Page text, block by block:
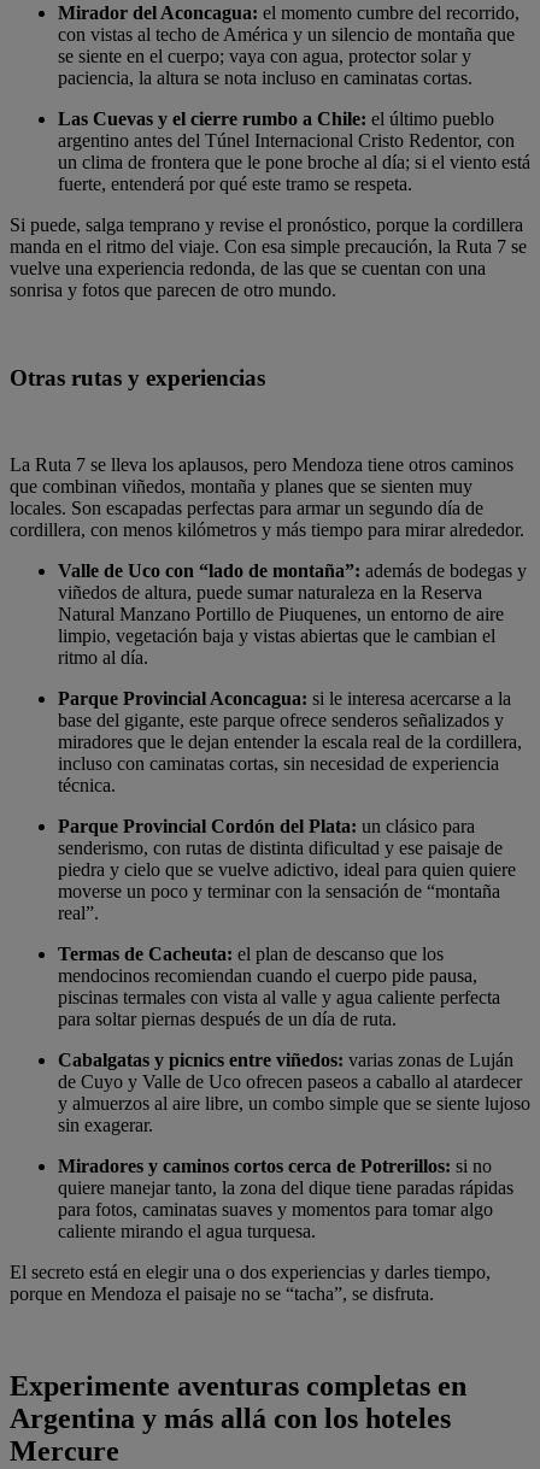
Mirador del Aconcagua: el momento cumbre del recorrido,
con vistas al techo de América y un silencio de montaña que
se siente en el cuerpo; vaya con agua, protector solar y
paciencia, la altura se nota incluso en caminatas cortas.
Las Cuevas y el cierre rumbo a Chile: el último pueblo
argentino antes del Túnel Internacional Cristo Redentor, con
un clima de frontera que le pone broche al día; si el viento está
fuerte, entenderá por qué este tramo se respeta.
Si puede, salga temprano y revise el pronóstico, porque la cordillera
manda en el ritmo del viaje. Con esa simple precaución, la Ruta 7 se
vuelve una experiencia redonda, de las que se cuentan con una
sonrisa y fotos que parecen de otro mundo.
Otras rutas y experiencias
La Ruta 7 se lleva los aplausos, pero Mendoza tiene otros caminos
que combinan viñedos, montaña y planes que se sienten muy
locales. Son escapadas perfectas para armar un segundo día de
cordillera, con menos kilómetros y más tiempo para mirar alrededor.
Valle de Uco con “lado de montaña”: además de bodegas y
viñedos de altura, puede sumar naturaleza en la Reserva
Natural Manzano Portillo de Piuquenes, un entorno de aire
limpio, vegetación baja y vistas abiertas que le cambian el
ritmo al día.
Parque Provincial Aconcagua: si le interesa acercarse a la
base del gigante, este parque ofrece senderos señalizados y
miradores que le dejan entender la escala real de la cordillera,
incluso con caminatas cortas, sin necesidad de experiencia
técnica.
Parque Provincial Cordón del Plata: un clásico para
senderismo, con rutas de distinta dificultad y ese paisaje de
piedra y cielo que se vuelve adictivo, ideal para quien quiere
moverse un poco y terminar con la sensación de “montaña
real”.
Termas de Cacheuta: el plan de descanso que los
mendocinos recomiendan cuando el cuerpo pide pausa,
piscinas termales con vista al valle y agua caliente perfecta
para soltar piernas después de un día de ruta.
Cabalgatas y picnics entre viñedos: varias zonas de Luján
de Cuyo y Valle de Uco ofrecen paseos a caballo al atardecer
y almuerzos al aire libre, un combo simple que se siente lujoso
sin exagerar.
Miradores y caminos cortos cerca de Potrerillos: si no
quiere manejar tanto, la zona del dique tiene paradas rápidas
para fotos, caminatas suaves y momentos para tomar algo
caliente mirando el agua turquesa.
El secreto está en elegir una o dos experiencias y darles tiempo,
porque en Mendoza el paisaje no se “tacha”, se disfruta.
Experimente aventuras completas en
Argentina y más allá con los hoteles
Mercure